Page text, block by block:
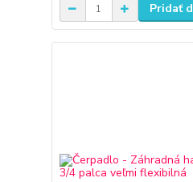
Pridať